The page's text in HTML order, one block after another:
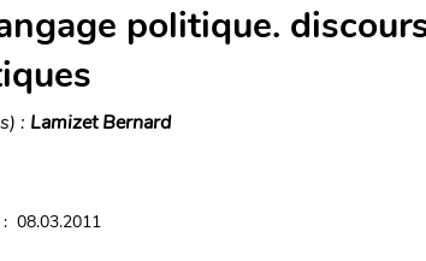
politique.
: Lamizet Bernard
: 08.03.2011